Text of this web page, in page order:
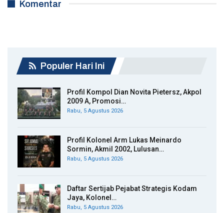
Komentar
Populer Hari Ini
Profil Kompol Dian Novita Pietersz, Akpol
2009 A, Promosi…
Rabu, 5 Agustus 2026
Profil Kolonel Arm Lukas Meinardo
Sormin, Akmil 2002, Lulusan…
Rabu, 5 Agustus 2026
Daftar Sertijab Pejabat Strategis Kodam
Jaya, Kolonel…
Rabu, 5 Agustus 2026